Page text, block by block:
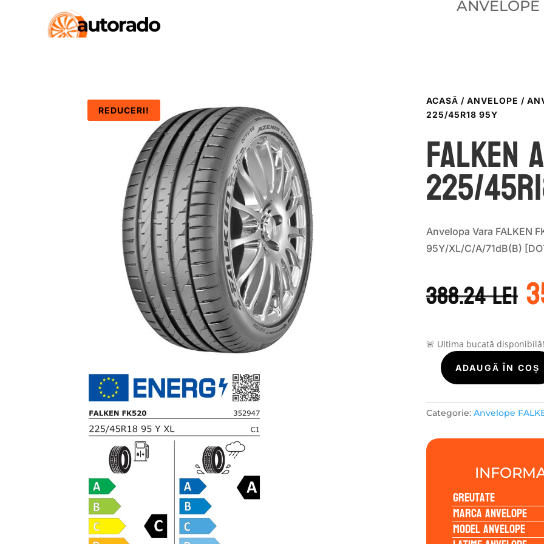
ANVELOPE
REDUCERI!
ACASĂ / ANVELOPE /
225/45R18 95Y
Falken
225/
Anvelopa Vara FALKEN
95Y/XL/C/A/71dB(B)
388.24leia
🚨 Ultima bucată
Cantitate
Falken
AZENIS
FK520
95Y
ADAUGĂ ÎN COȘ
Categorie: Anvelope
Greutate
Marca anvelope
Model anvelope